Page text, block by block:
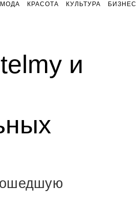
МОДА КРАСОТА КУЛЬТУРА БИЗНЕС
и